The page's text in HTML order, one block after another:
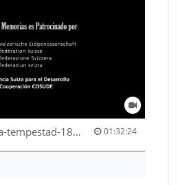
Muskitia-sinska-3-La-tempestad-18-9-2018-53530245080001791 01:32:24